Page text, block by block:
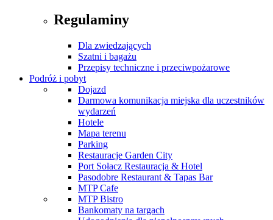
Regulaminy
Dla zwiedzających
Szatni i bagażu
Przepisy techniczne i przeciwpożarowe
Podróż i pobyt
Dojazd
Darmowa komunikacja miejska dla uczestników
wydarzeń
Hotele
Mapa terenu
Parking
Restauracje Garden City
Port Sołacz Restauracja & Hotel
Pasodobre Restaurant & Tapas Bar
MTP Cafe
MTP Bistro
Bankomaty na targach